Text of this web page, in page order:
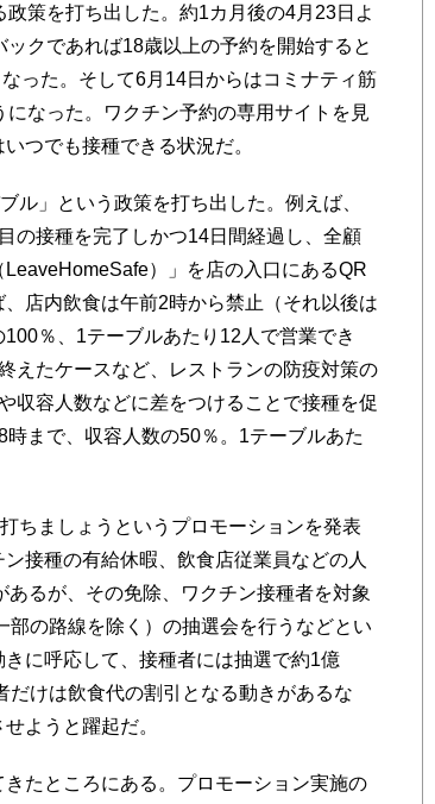
策を打ち出した。約1カ月後の4月23日よ
クであれば18歳以上の予約を開始すると
った。そして6月14日からはコミナティ筋
なった。ワクチン予約の専用サイトを見
つでも接種できる状況だ。
」という政策を打ち出した。例えば、
の接種を完了しかつ14日間経過し、全顧
）」を店の入口にあるQR
店内飲食は午前2時から禁止（それ以後は
％、1テーブルあたり12人で営業でき
えたケースなど、レストランの防疫対策の
収容人数などに差をつけることで接種を促
まで、収容人数の50％。1テーブルあた
ちましょうというプロモーションを発表
接種の有給休暇、飲食店従業員などの人
るが、その免除、ワクチン接種者を対象
の路線を除く）の抽選会を行うなどとい
に呼応して、接種者には抽選で約1億
けは飲食代の割引となる動きがあるな
ようと躍起だ。
たところにある。プロモーション実施の